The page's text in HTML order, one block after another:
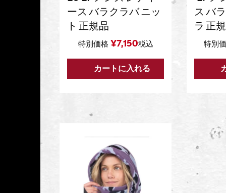
ース バラクラバ ニッ
ト 正規品
特別価格 ¥7,150税込
カートに入れる
ス バ
ラ 正
特別